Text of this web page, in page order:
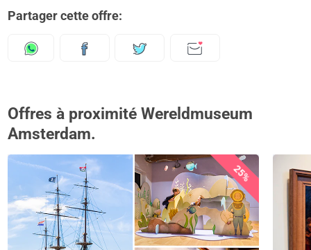
Partager cette offre:
Offres à proximité Wereldmuseum
Amsterdam.
25%